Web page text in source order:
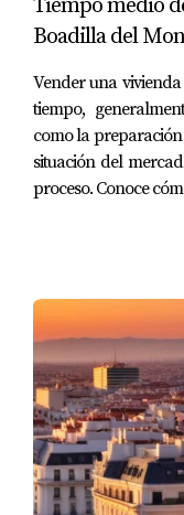
El uso de tours
que se venden
del Monte. No solo
compradores
aumentado la
Lillo ha
resultados
tu propiedad o
información sobre
te invito a
propietarios en
diseñada para
Tiempo medio
Boadilla del
Vender una
tiempo,
como la
situación del
proceso. Conoce